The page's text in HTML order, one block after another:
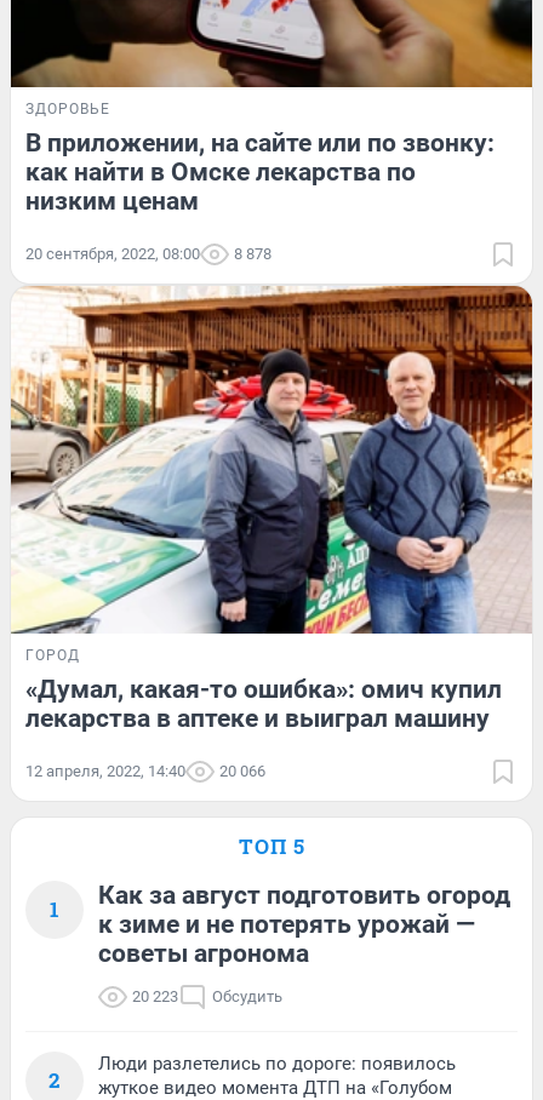
ЗДОРОВЬЕ
В приложении, на сайте или по звонку:
как найти в Омске лекарства по
низким ценам
20 сентября, 2022, 08:00 8 878
ГОРОД
«Думал, какая-то ошибка»: омич купил
лекарства в аптеке и выиграл машину
12 апреля, 2022, 14:40 20 066
ТОП 5
1
Как за август подготовить огород
к зиме и не потерять урожай —
советы агронома
20 223 Обсудить
2
Люди разлетелись по дороге: появилось
жуткое видео момента ДТП на «Голубом